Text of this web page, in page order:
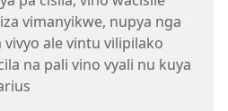
vimanyikwe, nupya nga
vivyo ale vintu vilipilako
na pali vino vyali nu kuya